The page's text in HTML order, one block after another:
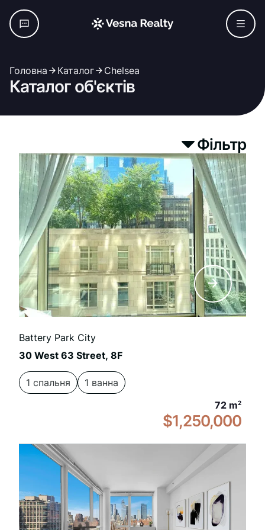
Головна Каталог Chelsea
Каталог об'єктів
Фільтр
Battery Park City
30 West 63 Street, 8F
1 спальня
1 ванна
72 m2
$1,250,000